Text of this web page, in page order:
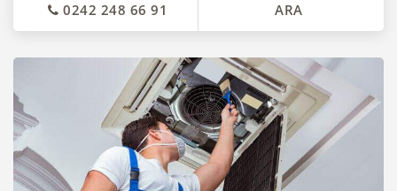
0242 248 66 91 ARA